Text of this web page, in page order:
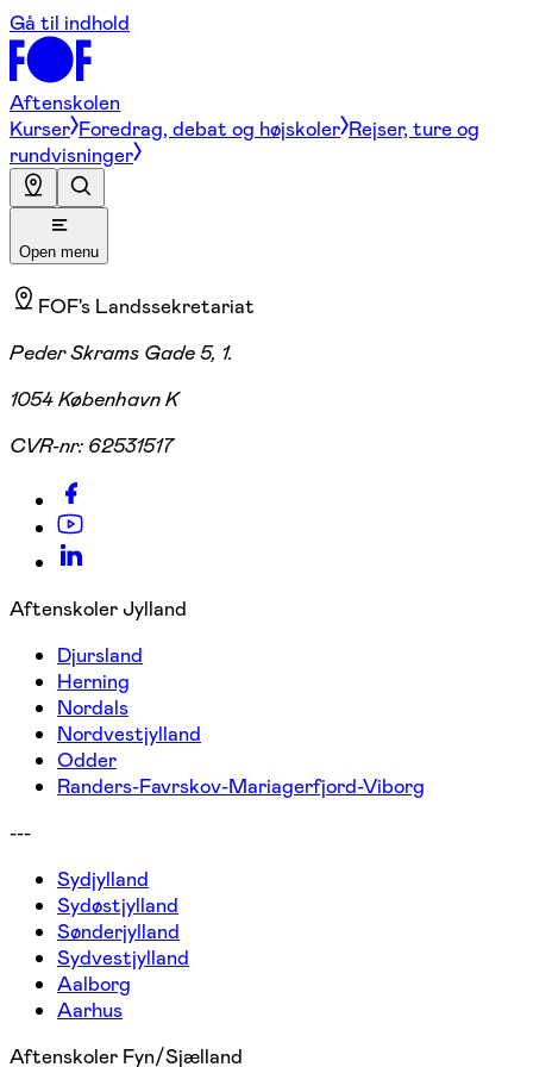
Gå til indhold
Aftenskolen
Kurser Foredrag, debat og højskoler Rejser, ture og
rundvisninger
Open menu
FOF's Landssekretariat
Peder Skrams Gade 5, 1.
1054 København K
CVR-nr: 62531517
Aftenskoler Jylland
Djursland
Herning
Nordals
Nordvestjylland
Odder
Randers-Favrskov-Mariagerfjord-Viborg
---
Sydjylland
Sydøstjylland
Sønderjylland
Sydvestjylland
Aalborg
Aarhus
Aftenskoler Fyn/Sjælland